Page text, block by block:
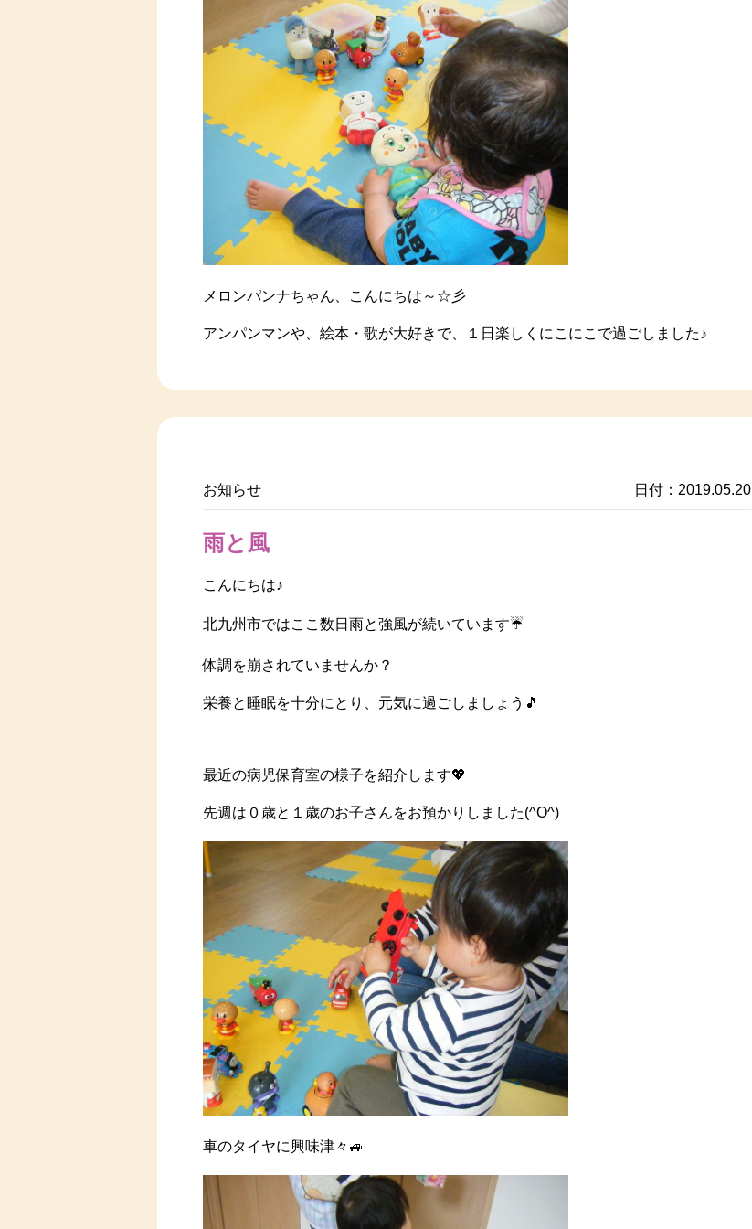
メロンパンナちゃん、こんにちは～☆彡
アンパンマンや、絵本・歌が大好きで、１日楽しくにこにこで過ごしました♪
お知らせ 日付：2019.05.20
雨と風
こんにちは♪
北九州市ではここ数日雨と強風が続いています☔
体調を崩されていませんか？
栄養と睡眠を十分にとり、元気に過ごしましょう🎵
最近の病児保育室の様子を紹介します💖
先週は０歳と１歳のお子さんをお預かりしました(^O^)
車のタイヤに興味津々🚙